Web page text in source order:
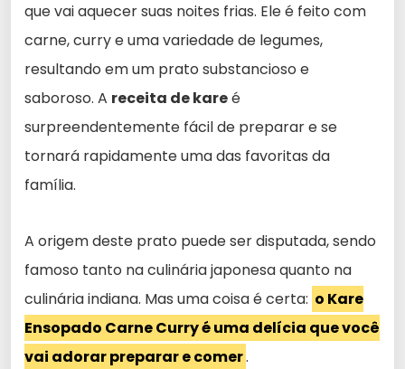
que vai aquecer suas noites frias. Ele é feito com
carne, curry e uma variedade de legumes,
resultando em um prato substancioso e
saboroso. A receita de kareé
surpreendentemente fácil de preparar e se
tornará rapidamente uma das favoritas da
família.
A origem deste prato puede ser disputada, sendo
famoso tanto na culinária japonesa quanto na
culinária indiana. Mas uma coisa é certa: o Kare
Ensopado Carne Curry é uma delícia que você
vai adorar preparar e comer.